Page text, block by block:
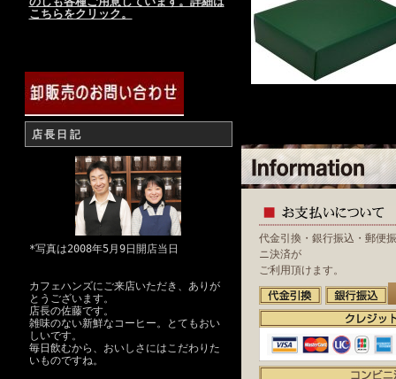
こちらをクリック。
店長日記
*写真は2008年5月9日開店当日
カフェハンズにご来店いただき、ありが
とうございます。
店長の佐藤です。
雑味のない新鮮なコーヒー。とてもおい
しいです。
毎日飲むから、おいしさにはこだわりた
いものですね。
代金引換・銀行振込・郵便
ニ決済が
ご利用頂けます。